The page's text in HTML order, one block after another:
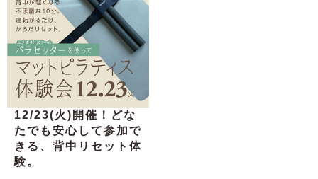
12/23(火)開催！どな
たでも安心して参加で
きる、背中リセット体
験。